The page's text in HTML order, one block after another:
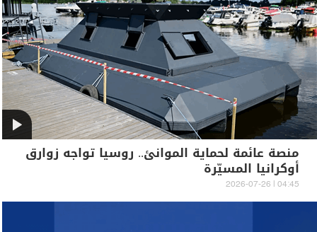
منصة عائمة لحماية الموانئ.. روسيا تواجه زوارق
أوكرانيا المسيّرة
04:45 | 2026-07-26